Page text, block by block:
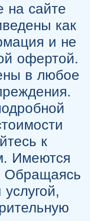
на сайте
как
и не
офертой.
в любое
к
Имеются
Обращаясь